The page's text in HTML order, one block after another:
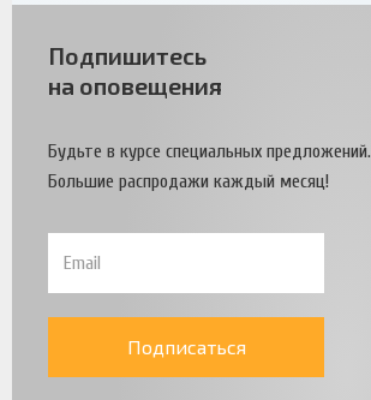
Подпишитесь
на оповещения
Будьте в курсе специальных предложений.
Большие распродажи каждый месяц!
Подписаться